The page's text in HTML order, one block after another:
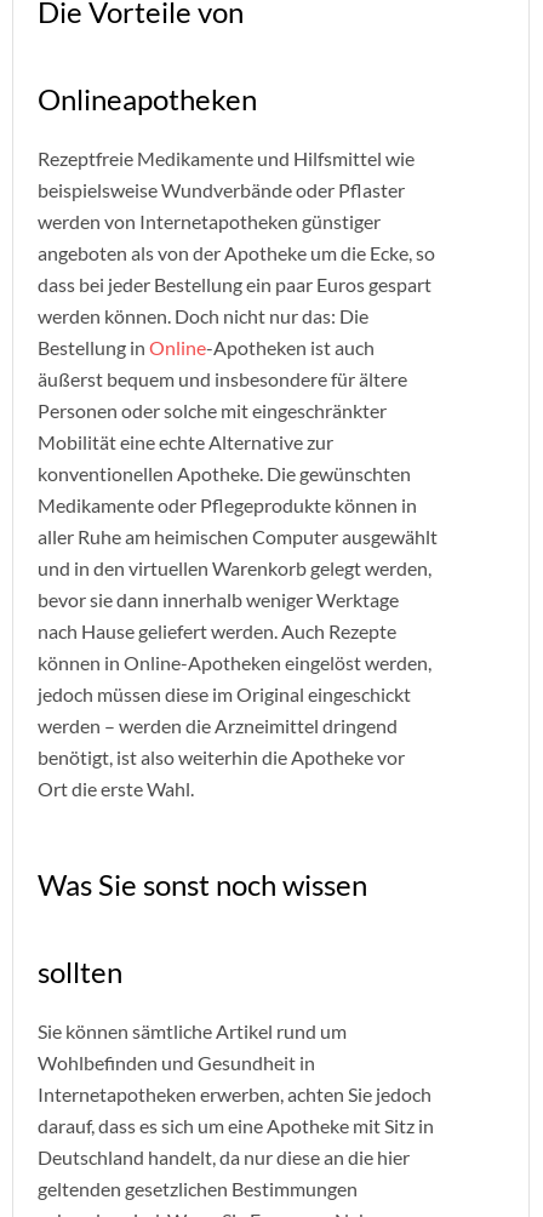
Die Vorteile von
Onlineapotheken
Rezeptfreie Medikamente und Hilfsmittel wie
beispielsweise Wundverbände oder Pflaster
werden von Internetapotheken günstiger
angeboten als von der Apotheke um die Ecke, so
dass bei jeder Bestellung ein paar Euros gespart
werden können. Doch nicht nur das: Die
Bestellung in Online-Apotheken ist auch
äußerst bequem und insbesondere für ältere
Personen oder solche mit eingeschränkter
Mobilität eine echte Alternative zur
konventionellen Apotheke. Die gewünschten
Medikamente oder Pflegeprodukte können in
aller Ruhe am heimischen Computer ausgewählt
und in den virtuellen Warenkorb gelegt werden,
bevor sie dann innerhalb weniger Werktage
nach Hause geliefert werden. Auch Rezepte
können in Online-Apotheken eingelöst werden,
jedoch müssen diese im Original eingeschickt
werden – werden die Arzneimittel dringend
benötigt, ist also weiterhin die Apotheke vor
Ort die erste Wahl.
Was Sie sonst noch wissen
sollten
Sie können sämtliche Artikel rund um
Wohlbefinden und Gesundheit in
Internetapotheken erwerben, achten Sie jedoch
darauf, dass es sich um eine Apotheke mit Sitz in
Deutschland handelt, da nur diese an die hier
geltenden gesetzlichen Bestimmungen